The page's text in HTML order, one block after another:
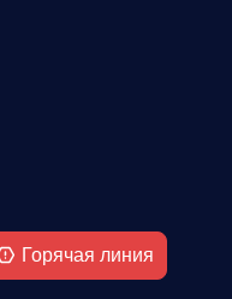
Горячая линия